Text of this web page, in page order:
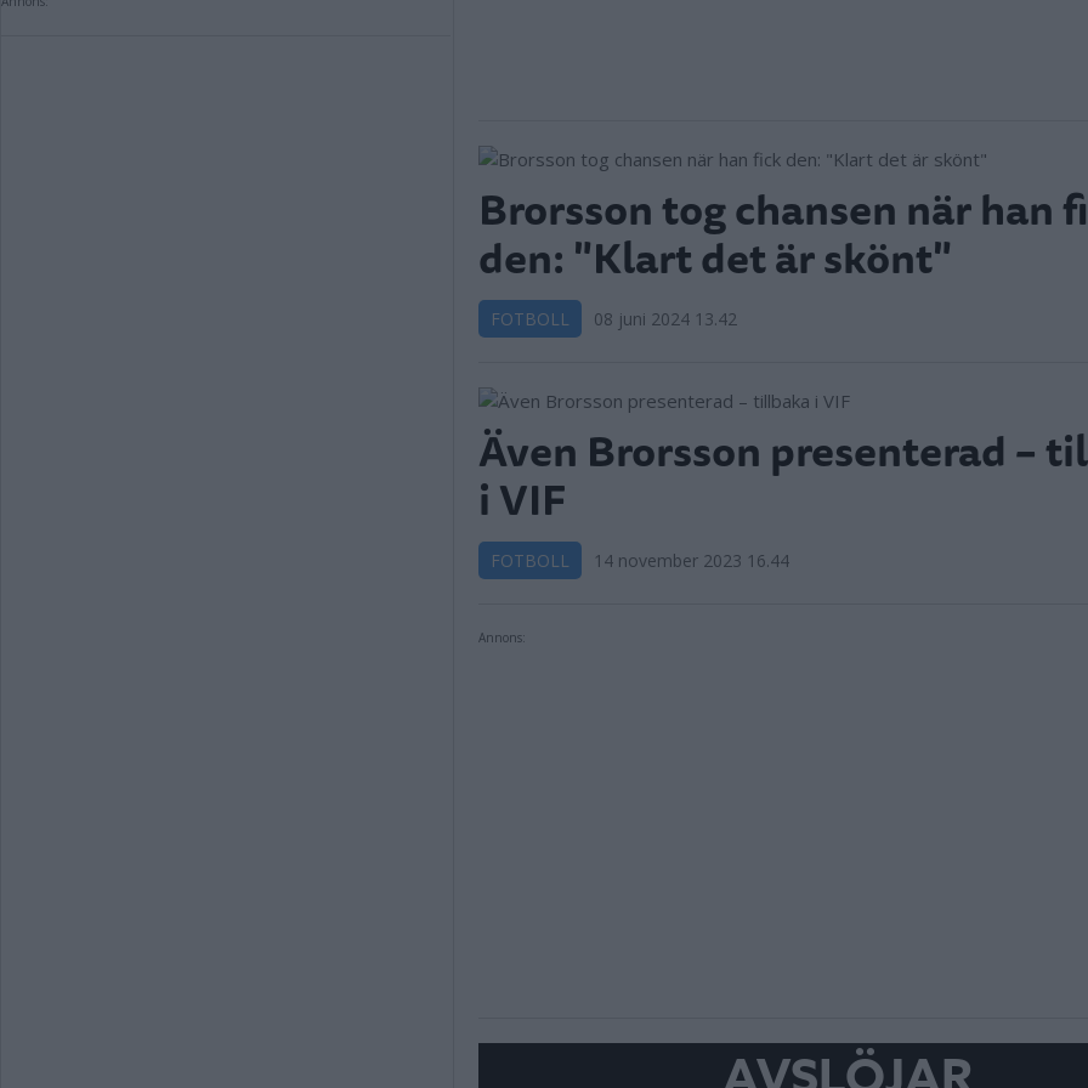
Brorsson tog chansen när han
den: "Klart det är skönt"
FOTBOLL 08 juni 2024 13.42
Även Brorsson presenterad –
i VIF
FOTBOLL 14 november 2023 16.44
Annons: